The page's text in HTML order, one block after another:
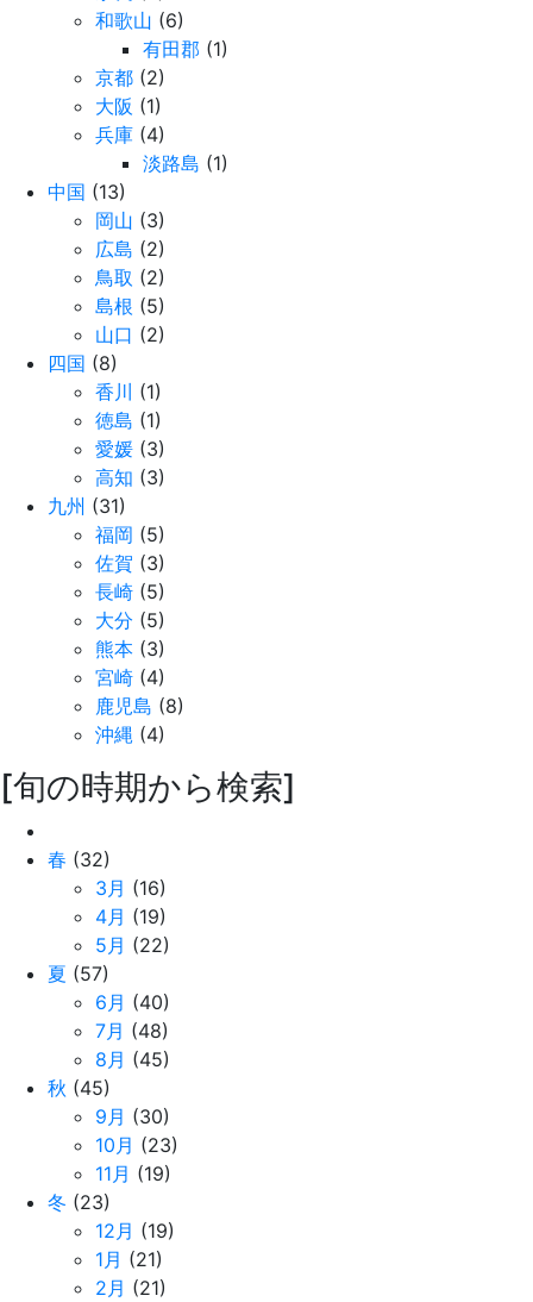
和歌山 (6)
有田郡 (1)
京都 (2)
大阪 (1)
兵庫 (4)
淡路島 (1)
中国 (13)
岡山 (3)
広島 (2)
鳥取 (2)
島根 (5)
山口 (2)
四国 (8)
香川 (1)
徳島 (1)
愛媛 (3)
高知 (3)
九州 (31)
福岡 (5)
佐賀 (3)
長崎 (5)
大分 (5)
熊本 (3)
宮崎 (4)
鹿児島 (8)
沖縄 (4)
[旬の時期から検索]
春 (32)
3月 (16)
4月 (19)
5月 (22)
夏 (57)
6月 (40)
7月 (48)
8月 (45)
秋 (45)
9月 (30)
10月 (23)
11月 (19)
冬 (23)
12月 (19)
1月 (21)
2月 (21)